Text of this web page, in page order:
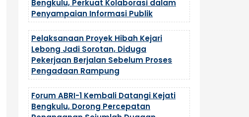
Bengkulu, Perkuat Kolaborasi dalam
Penyampaian Informasi Publik
Pelaksanaan Proyek Hibah Kejari
Lebong Jadi Sorotan, Diduga
Pekerjaan Berjalan Sebelum Proses
Pengadaan Rampung
Forum ABRI-1 Kembali Datangi Kejati
Bengkulu, Dorong Percepatan